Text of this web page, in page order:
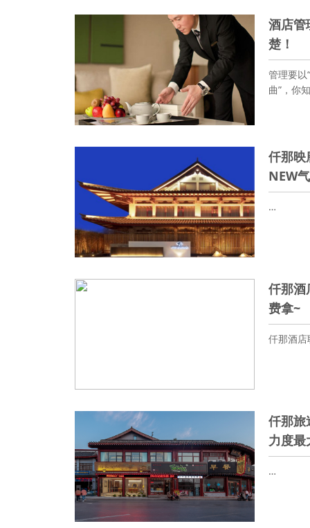
酒店管
楚！
管理要以
曲”，你
仟那映
NEW
…
仟那酒
费拿~
仟那酒
仟那旅
力度最
…